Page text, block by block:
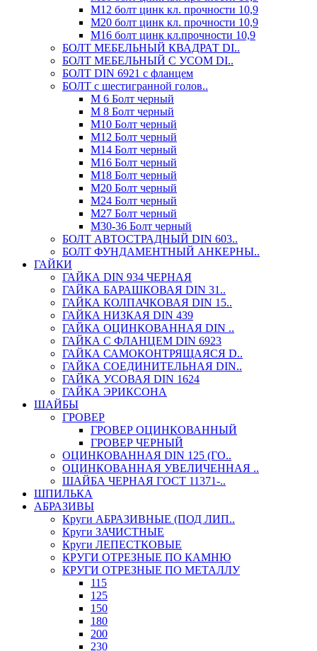
М12 болт цинк кл. прочности 10,9
М20 болт цинк кл. прочности 10,9
М16 болт цинк кл.прочности 10,9
БОЛТ МЕБЕЛЬНЫЙ КВАДРАТ DI..
БОЛТ МЕБЕЛЬНЫЙ С УСОМ DI..
БОЛТ DIN 6921 c фланцем
БОЛТ с шестигранной голов..
М 6 Болт черный
М 8 Болт черный
М10 Болт черный
М12 Болт черный
М14 Болт черный
М16 Болт черный
М18 Болт черный
М20 Болт черный
М24 Болт черный
М27 Болт черный
М30-36 Болт черный
БОЛТ АВТОСТРАДНЫЙ DIN 603..
БОЛТ ФУНДАМЕНТНЫЙ АНКЕРНЫ..
ГАЙКИ
ГАЙКА DIN 934 ЧЕРНАЯ
ГАЙКА БАРАШКОВАЯ DIN 31..
ГАЙКА КОЛПАЧКОВАЯ DIN 15..
ГАЙКА НИЗКАЯ DIN 439
ГАЙКА ОЦИНКОВАННАЯ DIN ..
ГАЙКА С ФЛАНЦЕМ DIN 6923
ГАЙКА САМОКОНТРЯЩАЯСЯ D..
ГАЙКА СОЕДИНИТЕЛЬНАЯ DIN..
ГАЙКА УСОВАЯ DIN 1624
ГАЙКА ЭРИКСОНА
ШАЙБЫ
ГРОВЕР
ГРОВЕР ОЦИНКОВАННЫЙ
ГРОВЕР ЧЕРНЫЙ
ОЦИНКОВАННАЯ DIN 125 (ГО..
ОЦИНКОВАННАЯ УВЕЛИЧЕННАЯ ..
ШАЙБА ЧЕРНАЯ ГОСТ 11371-..
ШПИЛЬКА
АБРАЗИВЫ
Круги АБРАЗИВНЫЕ (ПОД ЛИП..
Круги ЗАЧИСТНЫЕ
Круги ЛЕПЕСТКОВЫЕ
КРУГИ ОТРЕЗНЫЕ ПО КАМНЮ
КРУГИ ОТРЕЗНЫЕ ПО МЕТАЛЛУ
115
125
150
180
200
230